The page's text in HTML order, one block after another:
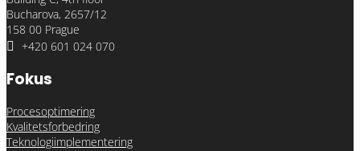
Bucharova, 2657/12
158 00 Prague
 +420 601 024 070
Fokus
Procesoptimering
Kvalitetsforbedring
Teknologiimplementering